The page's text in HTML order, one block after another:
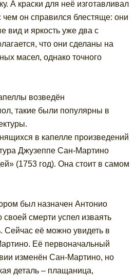
А краски для неё изготавливал
чем он справился блестяще: они
вид и яркость уже два с
что они сделаны на
масел, однако точного
возведён
такие были популярны в
в капелле произведений
Джузеппе Сан-Мартино
(1753 год). Она стоит в самом
был назначен Антонио
смерти успел изваять
Сейчас её можно увидеть в
Её первоначальный
изменён Сан-Мартино, но
деталь – плащаница,